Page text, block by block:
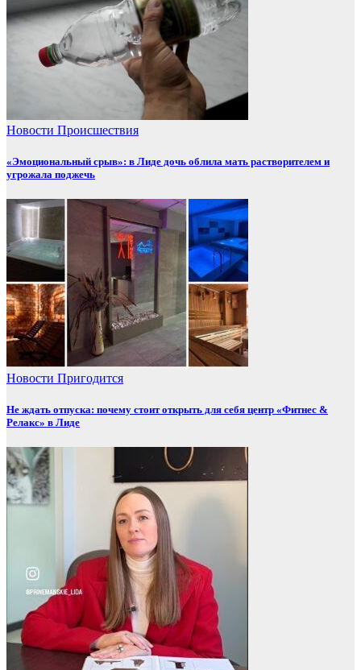
Новости Происшествия
«Эмоциональный срыв»: в Лиде дочь облила мать растворителем и
угрожала поджечь
Новости Пригодится
Не ждать отпуска: почему стоит открыть для себя центр «Фитнес &
Релакс» в Лиде